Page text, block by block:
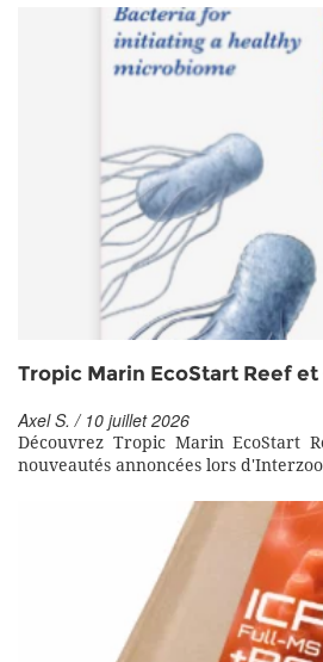
Tropic Marin EcoStart Reef et
Axel S. / 10 juillet 2026
Découvrez Tropic Marin EcoStart
nouveautés annoncées lors